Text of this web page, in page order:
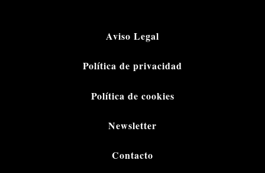
Aviso Legal
Política de privacidad
Política de cookies
Newsletter
Contacto